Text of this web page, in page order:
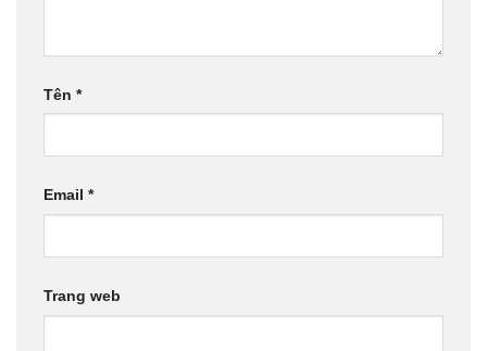
Tên *
Email *
Trang web